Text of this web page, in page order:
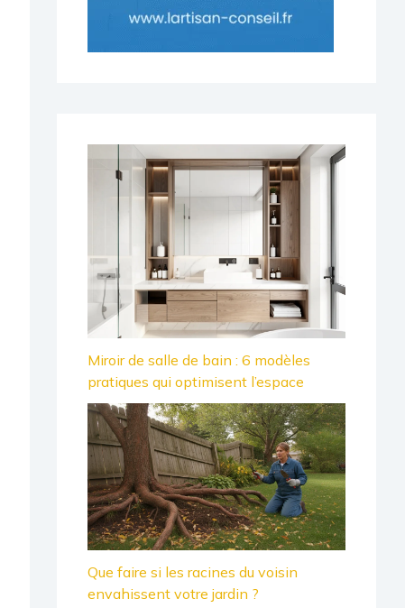
Miroir de salle de bain : 6 modèles
pratiques qui optimisent l’espace
Que faire si les racines du voisin
envahissent votre jardin ?